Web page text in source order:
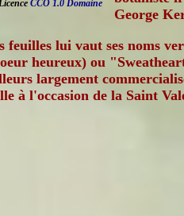
CCO 1.0 Domaine
George
feuilles lui vaut ses noms
heureux) ou
largement
à l'occasion de la Saint